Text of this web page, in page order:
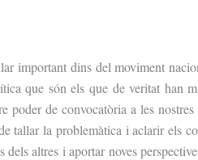
important dins del moviment
que són els que de veritat han
poder de convocatòria a les
tallar la problemàtica i aclarir els
altres i aportar noves